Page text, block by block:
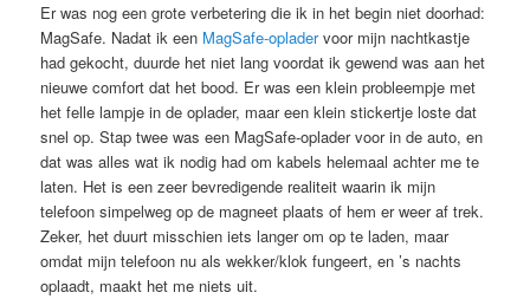
Er was nog een grote verbetering die ik in het begin niet doorhad:
MagSafe. Nadat ik een MagSafe-opladervoor mijn nachtkastje
had gekocht, duurde het niet lang voordat ik gewend was aan het
nieuwe comfort dat het bood. Er was een klein probleempje met
het felle lampje in de oplader, maar een klein stickertje loste dat
snel op. Stap twee was een MagSafe-oplader voor in de auto, en
dat was alles wat ik nodig had om kabels helemaal achter me te
laten. Het is een zeer bevredigende realiteit waarin ik mijn
telefoon simpelweg op de magneet plaats of hem er weer af trek.
Zeker, het duurt misschien iets langer om op te laden, maar
omdat mijn telefoon nu als wekker/klok fungeert, en ’s nachts
oplaadt, maakt het me niets uit.